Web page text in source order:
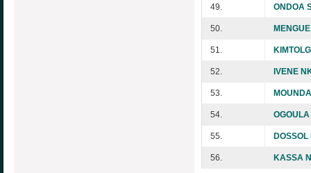
49. ONDOA
50.
51.
52. IVENE
53.
54.
55.
56. KASSA